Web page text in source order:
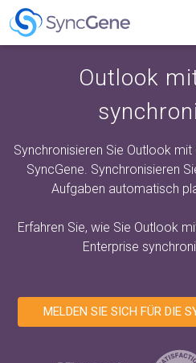
Outlook
Synchronisieren Sie Outlook
SyncGene. Synchronisieren
Aufgaben automatisch
Erfahren Sie, wie Sie Outlook
Enterprise
MELDEN SIE SICH FÜR DIE